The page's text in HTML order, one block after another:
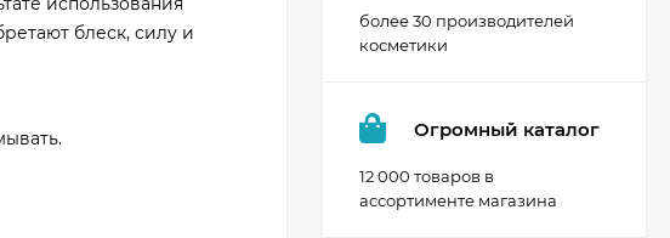
блеск, силу и
более 30 производителей
косметики
Огромный каталог
12 000 товаров в
ассортименте магазина